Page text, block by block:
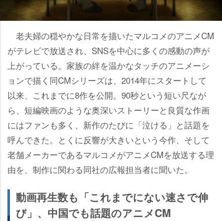
老夫婦の穏やかな日常を描いたマルコメのアニメCM
がテレビで放送され、SNSを中心に多くの感動の声が
上がっている。家族の絆を温かなタッチのアニメーシ
ョンで描く同CMシリーズは、2014年にスタートして
以来、これまでに8作を公開。90秒という短い尺なが
ら、短編映画のような奥深いストーリーと良質な作画
にはファンも多く、新作のたびに「泣ける」と話題を
呼んできた。とくに反響が大きいという今作、そして
老舗メーカーであるマルコメがアニメCMを放送する理
由を、制作に関わる同社の広報担当者に聞いた。
動画再生数も「これまでにない速さで伸
び」、中国でも話題のアニメCM